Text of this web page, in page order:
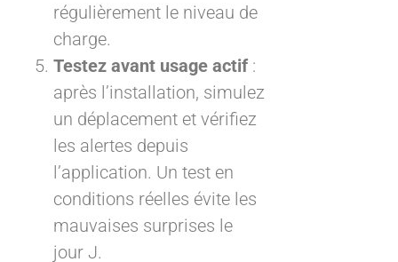
régulièrement le niveau de
charge.
Testez avant usage actif :
après l’installation, simulez
un déplacement et vérifiez
les alertes depuis
l’application. Un test en
conditions réelles évite les
mauvaises surprises le
jour J.